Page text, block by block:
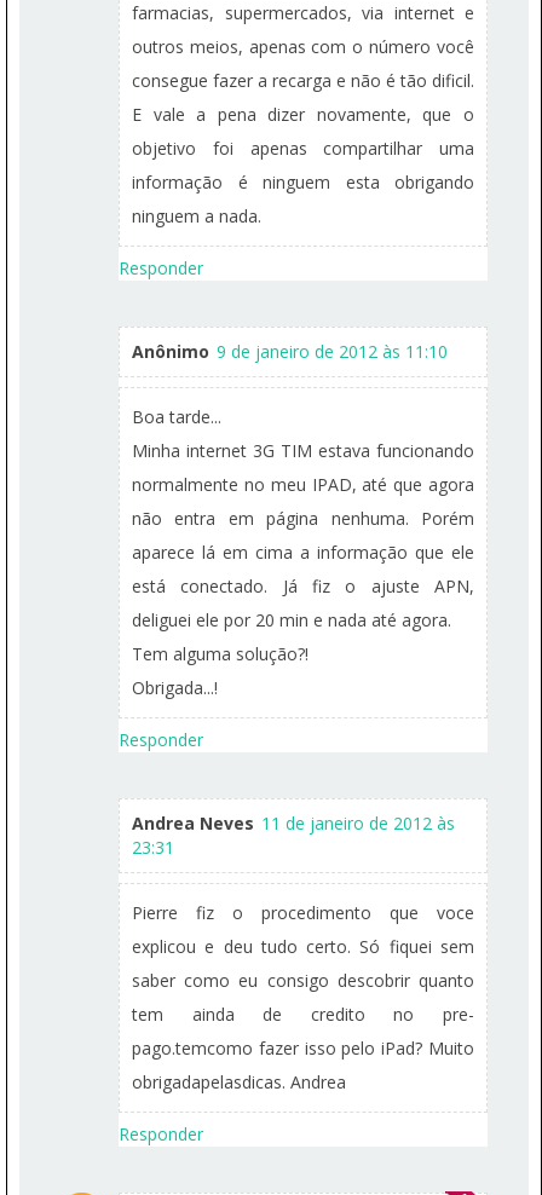
farmacias, supermercados, via internet e
outros meios, apenas com o número você
consegue fazer a recarga e não é tão dificil.
E vale a pena dizer novamente, que o
objetivo foi apenas compartilhar uma
informação é ninguem esta obrigando
ninguem a nada.
Responder
Anônimo 9 de janeiro de 2012 às 11:10
Boa tarde...
Minha internet 3G TIM estava funcionando
normalmente no meu IPAD, até que agora
não entra em página nenhuma. Porém
aparece lá em cima a informação que ele
está conectado. Já fiz o ajuste APN,
deliguei ele por 20 min e nada até agora.
Tem alguma solução?!
Obrigada...!
Responder
Andrea Neves 11 de janeiro de 2012 às
23:31
Pierre fiz o procedimento que voce
explicou e deu tudo certo. Só fiquei sem
saber como eu consigo descobrir quanto
tem ainda de credito no pre-
pago.temcomo fazer isso pelo iPad? Muito
obrigadapelasdicas. Andrea
Responder